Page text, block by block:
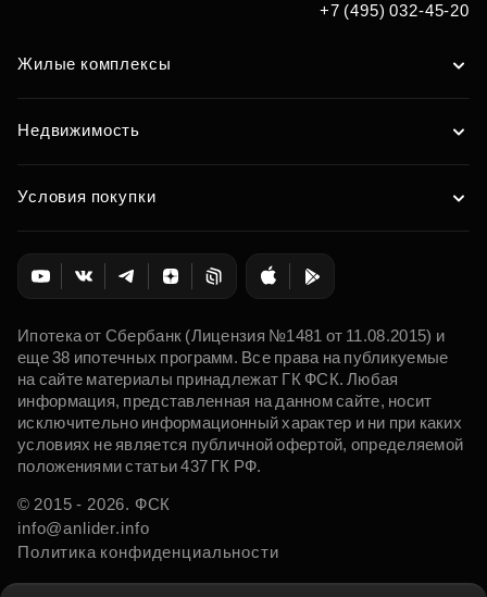
+7 (495) 032-45-20
Жилые комплексы
Недвижимость
Условия покупки
Ипотека от Сбербанк (Лицензия №1481 от 11.08.2015) и
еще 38 ипотечных программ. Все права на публикуемые
на сайте материалы принадлежат ГК ФСК. Любая
информация, представленная на данном сайте, носит
исключительно информационный характер и ни при каких
условиях не является публичной офертой, определяемой
положениями статьи 437 ГК РФ.
© 2015 - 2026. ФСК
info@anlider.info
Политика конфиденциальности